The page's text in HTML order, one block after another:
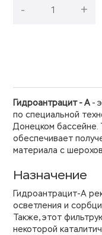
- +
Гидроантрацит - А-
по специальной
Донецком бассейне.
обеспечивает
материала с
Назначение
Гидроантрацит-А
осветления и
Также, этот
некоторой